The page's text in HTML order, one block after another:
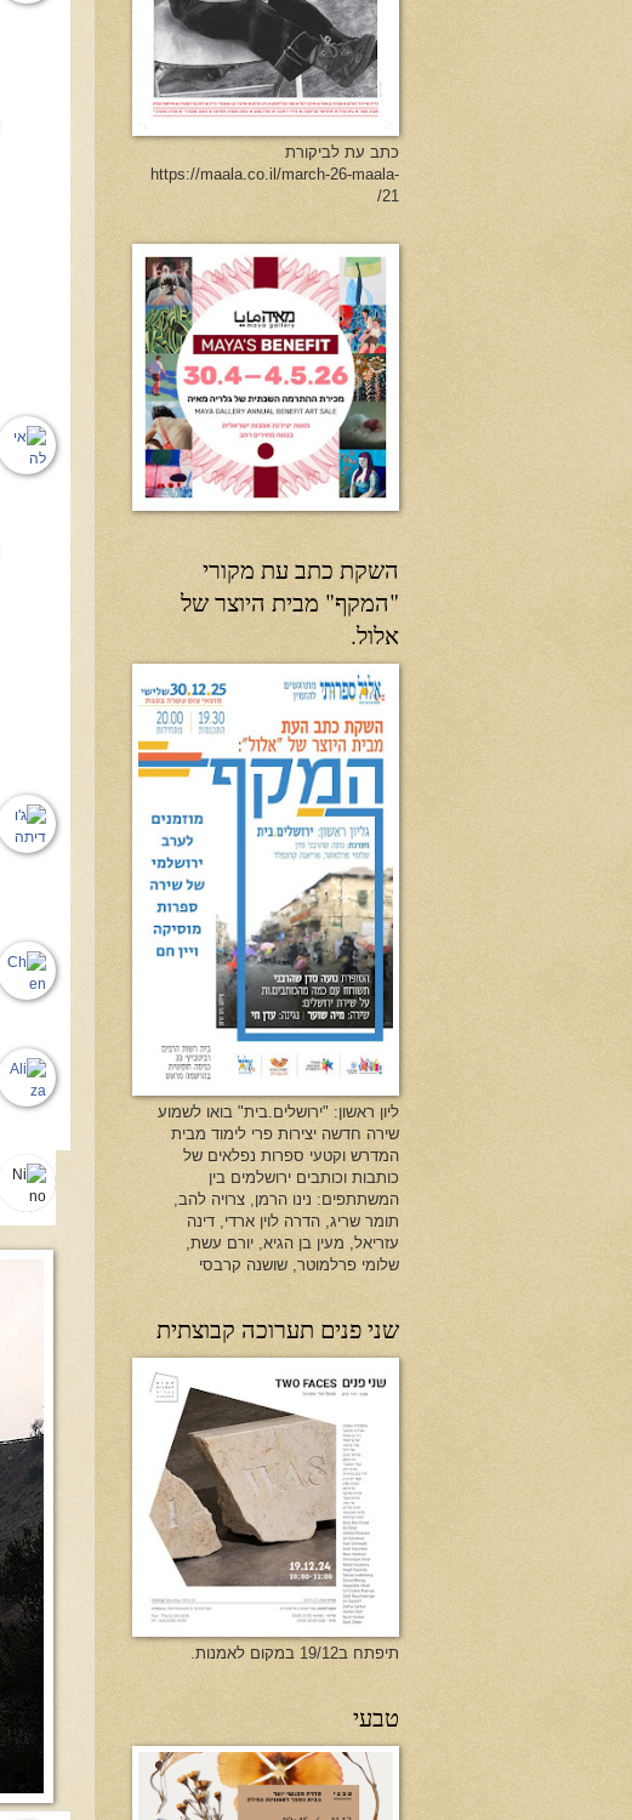
כתב עת לביקורת
https://maala.co.il/march-26-maala-
21/
השקת כתב עת מקורי
"המקף" מבית היוצר של
אלול.
ליון ראשון: "ירושלים.בית" בואו לשמוע
שירה חדשה יצירות פרי לימוד מבית
המדרש וקטעי ספרות נפלאים של
כותבות וכותבים ירושלמים בין
המשתתפים: נינו הרמן, צרויה להב,
תומר שריג, הדרה לוין ארדי, דינה
עזריאל, מעין בן הגיא, יורם עשת,
שלומי פרלמוטר, שושנה קרבסי
שני פנים תערוכה קבוצתית
תיפתח ב19/12 במקום לאמנות.
טבעי